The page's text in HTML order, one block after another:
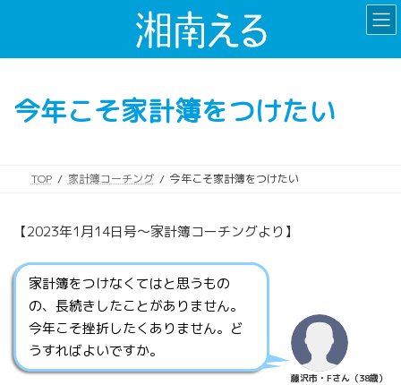
今年こそ家計簿をつけたい
TOP 家計簿コーチング 今年こそ家計簿をつけたい
【2023年1月14日号〜家計簿コーチングより】
家計簿をつけなくてはと思うもの
の、長続きしたことがありません。
今年こそ挫折したくありません。ど
うすればよいですか。
藤沢市・Fさん（38歳）